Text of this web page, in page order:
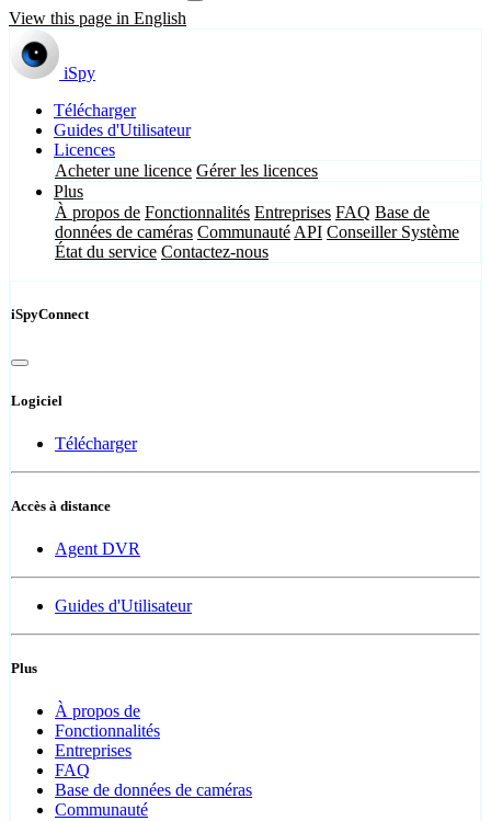
View this page in English
iSpy
Télécharger
Guides d'Utilisateur
Licences
Acheter une licence Gérer les licences
Plus
À propos de Fonctionnalités Entreprises FAQ Base de
données de caméras Communauté API Conseiller Système
État du service Contactez-nous
iSpyConnect
Logiciel
Télécharger
Accès à distance
Agent DVR
Guides d'Utilisateur
Plus
À propos de
Fonctionnalités
Entreprises
FAQ
Base de données de caméras
Communauté